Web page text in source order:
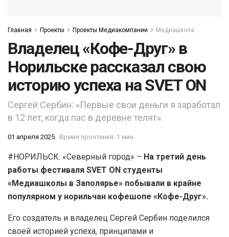
Главная Проекты Проекты Медиакомпании Медиашкола
Владелец «Кофе-Друг» в
Норильске рассказал свою
историю успеха на SVET ON
Сергей Сербин: «Первые свои деньги я заработал
в 12 лет, когда пас в деревне телят».
01 апреля 2025 Время прочтения: 1 мин.
#НОРИЛЬСК. «Северный город» – На третий день
работы фестиваля SVET ON студенты
«Медиашколы в Заполярье» побывали в крайне
популярном у норильчан кофешопе «Кофе-Друг».
Его создатель и владелец Сергей Сербин поделился
своей историей успеха, принципами и